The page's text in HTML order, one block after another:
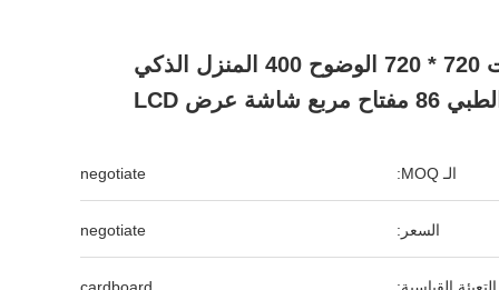
4 بوصات 720 * 720 الوضوح 400 المنزل الذكي
الطبي 86 مفتاح مربع شاشة عرض LCD
الـ MOQ: negotiate
السعر: negotiate